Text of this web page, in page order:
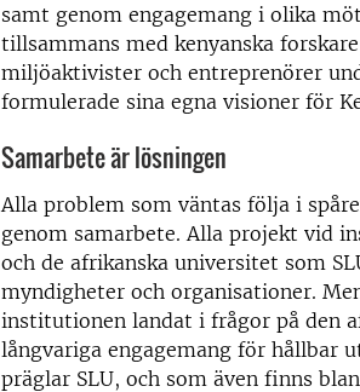
samt genom engagemang i olika
tillsammans med kenyanska
miljöaktivister och entreprenörer
formulerade sina egna visioner för
Samarbete är lösningen
Alla problem som väntas följa i
genom samarbete. Alla projekt vid
och de afrikanska universitet som
myndigheter och organisationer.
institutionen landat i frågor på den
långvariga engagemang för hållbar
präglar SLU, och som även finns